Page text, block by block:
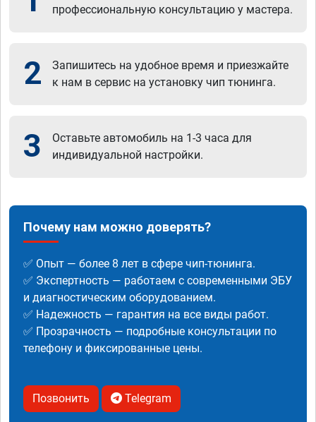
профессиональную консультацию у мастера.
2
Запишитесь на удобное время и приезжайте
к нам в сервис на установку чип тюнинга.
3
Оставьте автомобиль на 1-3 часа для
индивидуальной настройки.
Почему нам можно доверять?
✅ Опыт — более 8 лет в сфере чип-тюнинга.
✅ Экспертность — работаем с современными ЭБУ
и диагностическим оборудованием.
✅ Надежность — гарантия на все виды работ.
✅ Прозрачность — подробные консультации по
телефону и фиксированные цены.
Позвонить Telegram